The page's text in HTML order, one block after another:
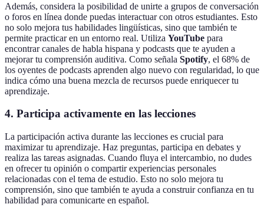
Además, considera la posibilidad de unirte a grupos de conversación
o foros en línea donde puedas interactuar con otros estudiantes. Esto
no solo mejora tus habilidades lingüísticas, sino que también te
permite practicar en un entorno real. Utiliza YouTube para
encontrar canales de habla hispana y podcasts que te ayuden a
mejorar tu comprensión auditiva. Como señala Spotify, el 68% de
los oyentes de podcasts aprenden algo nuevo con regularidad, lo que
indica cómo una buena mezcla de recursos puede enriquecer tu
aprendizaje.
4. Participa activamente en las lecciones
La participación activa durante las lecciones es crucial para
maximizar tu aprendizaje. Haz preguntas, participa en debates y
realiza las tareas asignadas. Cuando fluya el intercambio, no dudes
en ofrecer tu opinión o compartir experiencias personales
relacionadas con el tema de estudio. Esto no solo mejora tu
comprensión, sino que también te ayuda a construir confianza en tu
habilidad para comunicarte en español.